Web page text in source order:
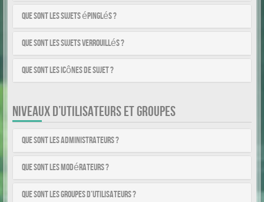
Que sont les sujets épinglés ?
Que sont les sujets verrouillés ?
Que sont les icônes de sujet ?
NIVEAUX D’UTILISATEURS ET GROUPES
Que sont les administrateurs ?
Que sont les modérateurs ?
Que sont les groupes d’utilisateurs ?